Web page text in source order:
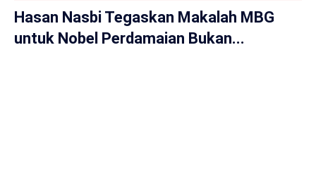
Hasan Nasbi Tegaskan Makalah MBG
untuk Nobel Perdamaian Bukan...